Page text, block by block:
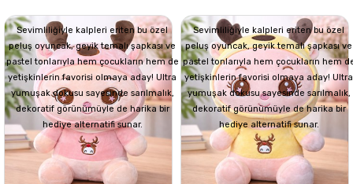
Sevimliliğiyle kalpleri eriten bu özel
peluş oyuncak, geyik temalı şapkası ve
pastel tonlarıyla hem çocukların hem de
yetişkinlerin favorisi olmaya aday! Ultra
yumuşak dokusu sayesinde sarılmalık,
dekoratif görünümüyle de harika bir
hediye alternatifi sunar.
Sevimliliğiyle kalpleri eriten bu özel
peluş oyuncak, geyik temalı şapkası ve
pastel tonlarıyla hem çocukların hem
yetişkinlerin favorisi olmaya aday! Ultra
yumuşak dokusu sayesinde sarılmalık,
dekoratif görünümüyle de harika bir
hediye alternatifi sunar.